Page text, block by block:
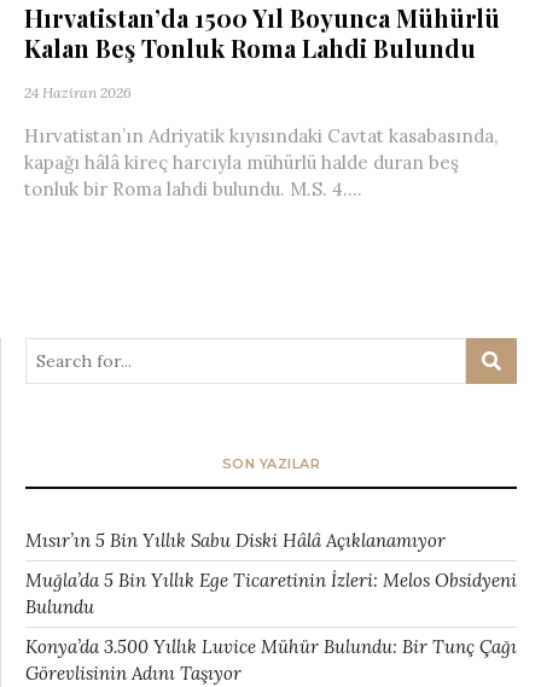
Hırvatistan’da 1500 Yıl Boyunca Mühürlü
Kalan Beş Tonluk Roma Lahdi Bulundu
24 Haziran 2026
Hırvatistan’ın Adriyatik kıyısındaki Cavtat kasabasında,
kapağı hâlâ kireç harcıyla mühürlü halde duran beş
tonluk bir Roma lahdi bulundu. M.S. 4....
SON YAZILAR
Mısır’ın 5 Bin Yıllık Sabu Diski Hâlâ Açıklanamıyor
Muğla’da 5 Bin Yıllık Ege Ticaretinin İzleri: Melos Obsidyeni
Bulundu
Konya’da 3.500 Yıllık Luvice Mühür Bulundu: Bir Tunç Çağı
Görevlisinin Adını Taşıyor